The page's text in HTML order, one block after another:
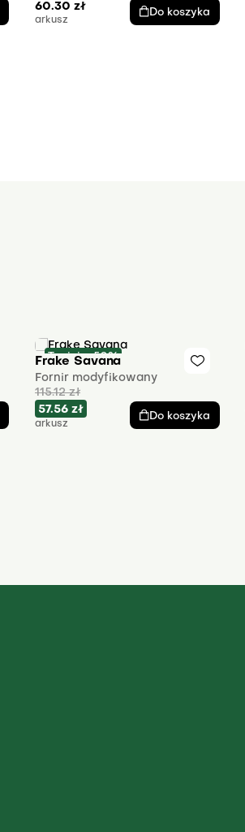
60.30 zł
arkusz
Do koszyka
Taniej o 50%
Frake Savana
Fornir modyfikowany
115.12zł
57.56 zł
arkusz
Do koszyka